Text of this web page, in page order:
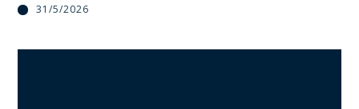
31/5/2026